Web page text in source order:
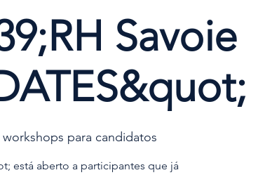
Savoie
para candidatos
está aberto a participantes que já